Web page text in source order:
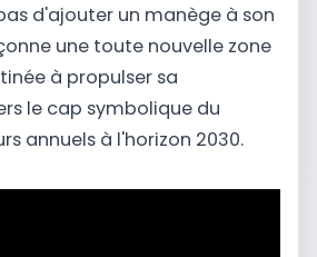
d'ajouter un manège à son
une toute nouvelle zone
à propulser sa
le cap symbolique du
annuels à l'horizon 2030.